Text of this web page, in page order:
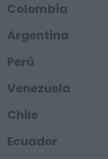
Colombia
Argentina
Perú
Venezuela
Chile
Ecuador